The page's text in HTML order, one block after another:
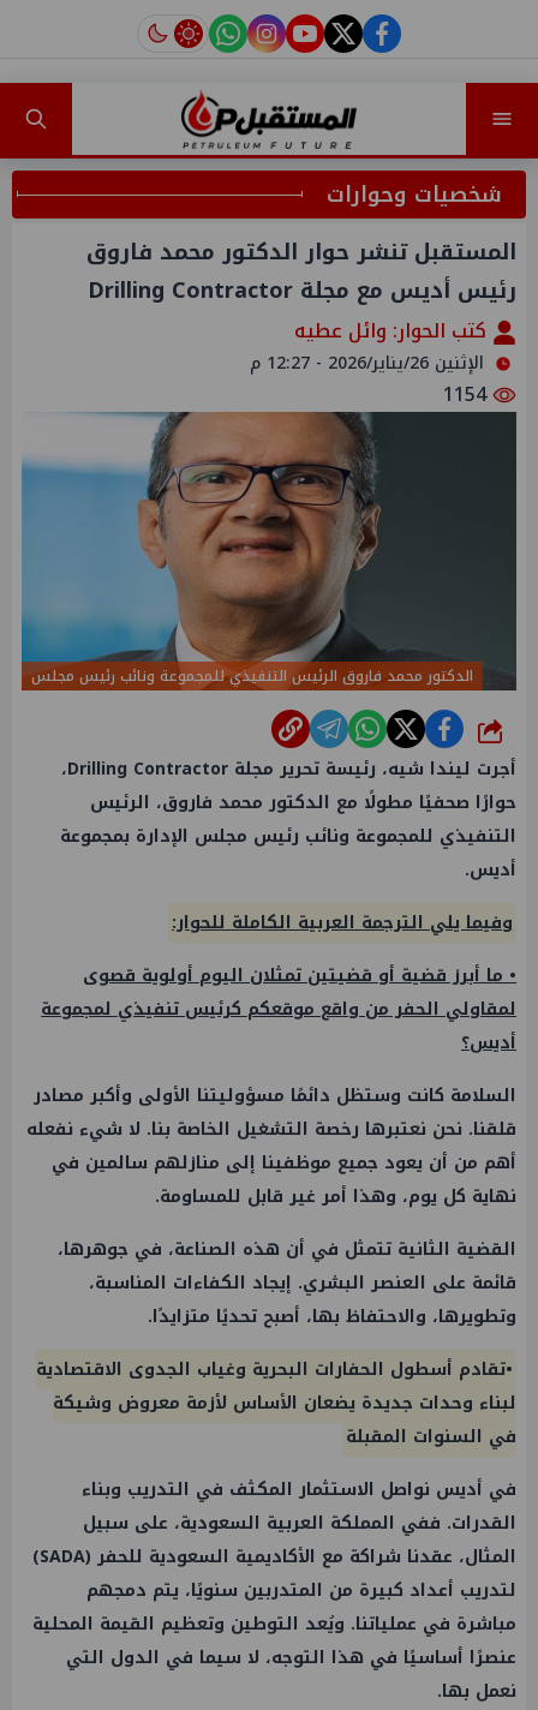
facebook
twitter
youtube
instagram
tiktok
شخصيات وحوارات
المستقبل تنشر حوار الدكتور محمد فاروق
رئيس أديس مع مجلة Drilling Contractor
كتب الحوار: وائل عطيه
الإثنين 26/يناير/2026 - 12:27 م
1154
الدكتور محمد فاروق الرئيس التنفيذي للمجموعة ونائب رئيس مجلس
شارك
أجرت ليندا شيه، رئيسة تحرير مجلة Drilling Contractor،
حوارًا صحفيًا مطولًا مع الدكتور محمد فاروق، الرئيس
التنفيذي للمجموعة ونائب رئيس مجلس الإدارة بمجموعة
أديس.
وفيما يلي الترجمة العربية الكاملة للحوار:
• ما أبرز قضية أو قضيتين تمثلان اليوم أولوية قصوى
لمقاولي الحفر من واقع موقعكم كرئيس تنفيذي لمجموعة
أديس؟
السلامة كانت وستظل دائمًا مسؤوليتنا الأولى وأكبر مصادر
قلقنا. نحن نعتبرها رخصة التشغيل الخاصة بنا. لا شيء نفعله
أهم من أن يعود جميع موظفينا إلى منازلهم سالمين في
نهاية كل يوم، وهذا أمر غير قابل للمساومة.
القضية الثانية تتمثل في أن هذه الصناعة، في جوهرها،
قائمة على العنصر البشري. إيجاد الكفاءات المناسبة،
وتطويرها، والاحتفاظ بها، أصبح تحديًا متزايدًا.
•تقادم أسطول الحفارات البحرية وغياب الجدوى الاقتصادية
لبناء وحدات جديدة يضعان الأساس لأزمة معروض وشيكة
في السنوات المقبلة
في أديس نواصل الاستثمار المكثف في التدريب وبناء
القدرات. ففي المملكة العربية السعودية، على سبيل
المثال، عقدنا شراكة مع الأكاديمية السعودية للحفر (SADA)
لتدريب أعداد كبيرة من المتدربين سنويًا، يتم دمجهم
مباشرة في عملياتنا. ويُعد التوطين وتعظيم القيمة المحلية
عنصرًا أساسيًا في هذا التوجه، لا سيما في الدول التي
نعمل بها.